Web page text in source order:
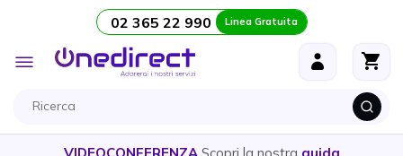
Salta al contenuto 02 365 22 990 Linea Gratuita
Toggle
Nav